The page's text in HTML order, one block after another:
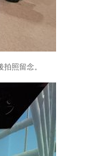
照留念。